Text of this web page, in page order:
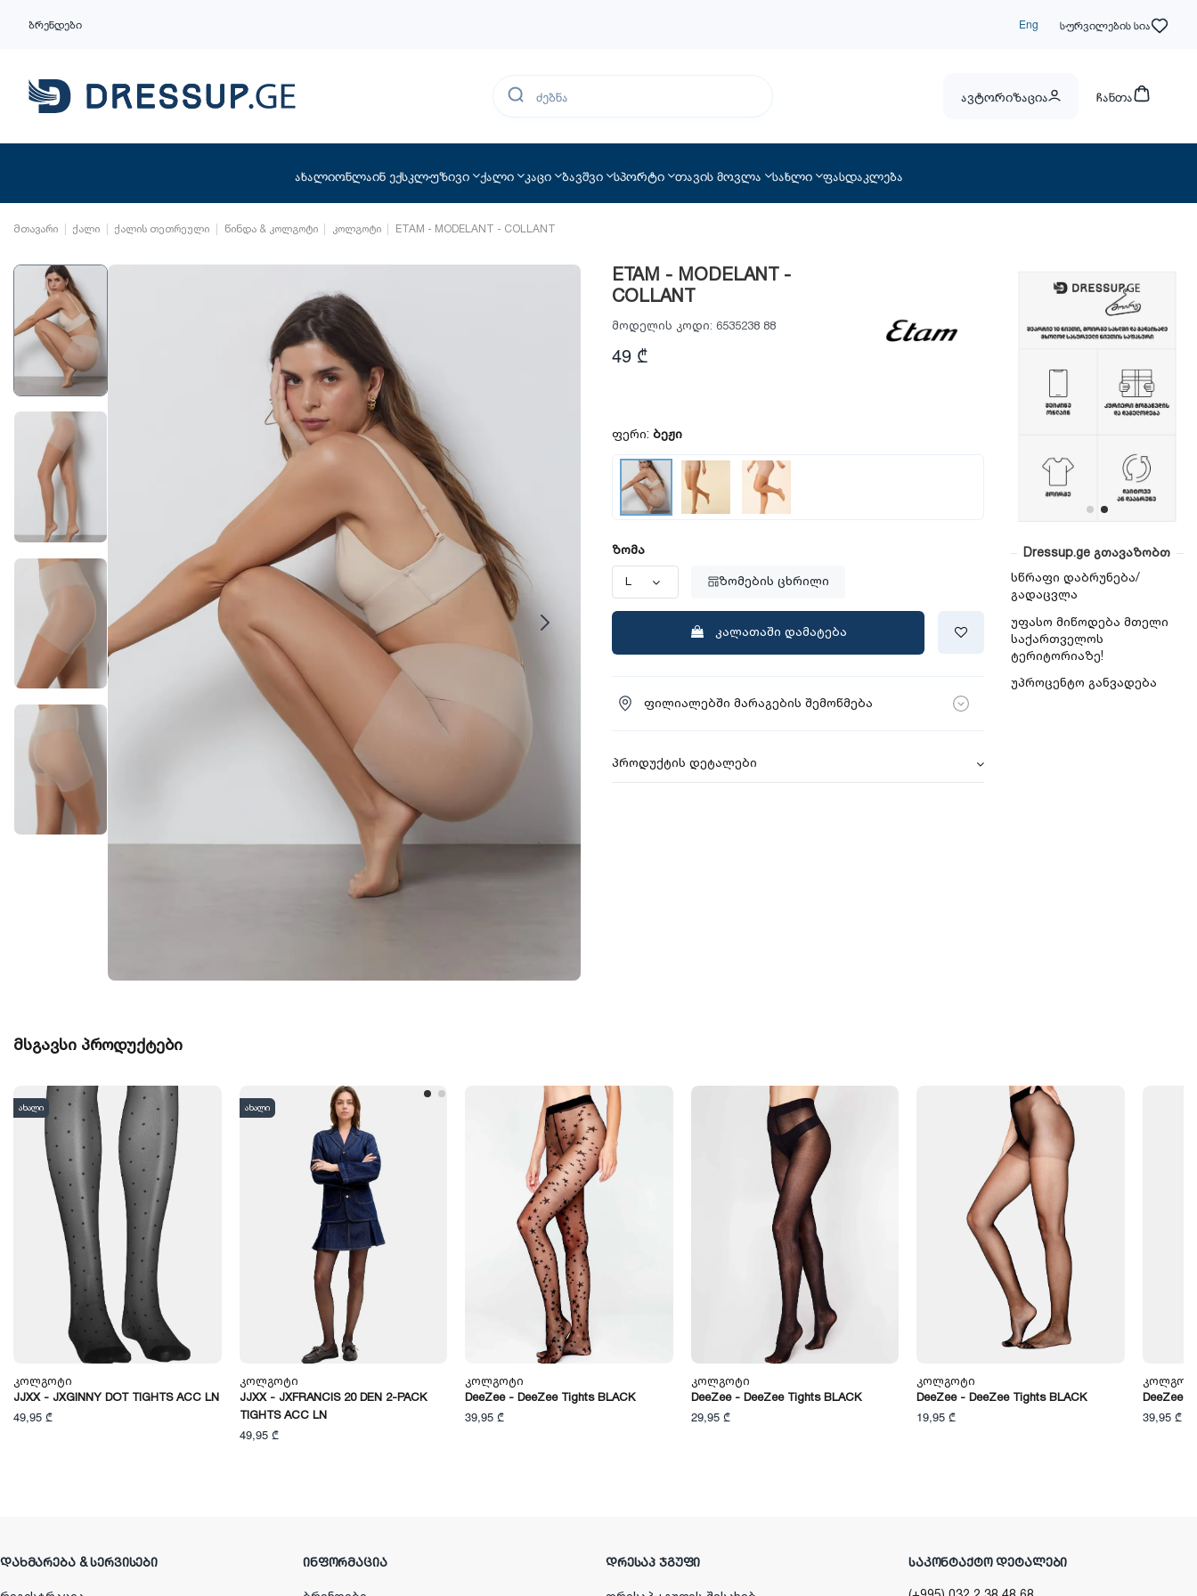
ბრენდები Eng სურვილების სია
ავტორიზაცია ჩანთა
ახალიონლაინ ექსკლუზივი ქალი კაცი ბავშვი სპორტი თავის მოვლა სახლი ფასდაკლება
მთავარი ქალი ქალის თეთრეული წინდა & კოლგოტი კოლგოტი ETAM - MODELANT - COLLANT
ETAM - MODELANT -
COLLANT
მოდელის კოდი: 6535238 88
49 ₾
ფერი: ბეჟი
ზომა
ზომების ცხრილი
კალათაში დამატება
ფილიალებში მარაგების შემოწმება
პროდუქტის დეტალები
Dressup.ge გთავაზობთ
სწრაფი დაბრუნება/
გადაცვლა
უფასო მიწოდება მთელი
საქართველოს
ტერიტორიაზე!
უპროცენტო განვადება
მსგავსი პროდუქტები
ახალი
Კოლგოტი
JJXX - JXGINNY DOT TIGHTS ACC LN
49,95 ₾
ახალი
Კოლგოტი
JJXX - JXFRANCIS 20 DEN 2-PACK
TIGHTS ACC LN
49,95 ₾
Კოლგოტი
DeeZee - DeeZee Tights BLACK
39,95 ₾
Კოლგოტი
DeeZee - DeeZee Tights BLACK
29,95 ₾
Კოლგოტი
DeeZee - DeeZee Tights BLACK
19,95 ₾
DeeZee -
39,95 ₾
ᲓᲐᲮᲛᲐᲠᲔᲑᲐ & ᲡᲔᲠᲕᲘᲡᲔᲑᲘ
ᲘᲜᲤᲝᲠᲛᲐᲪᲘᲐ
ᲓᲠᲔᲡᲐᲞ ᲯᲒᲣᲤᲘ
ᲡᲐᲙᲝᲜᲢᲐᲥᲢᲝ ᲓᲔᲢᲐᲚᲔᲑᲘ